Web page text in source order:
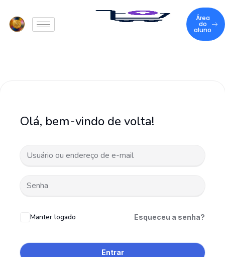
Área
do
aluno
Olá, bem-vindo de volta!
Manter logado Esqueceu a senha?
Entrar